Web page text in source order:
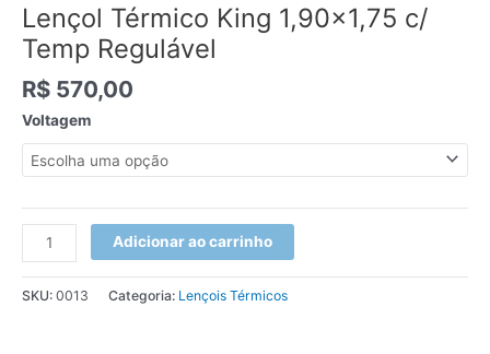
Lençol Térmico King 1,90×1,75 c/
Temp Regulável
R$ 570,00
Voltagem
Adicionar ao carrinho
SKU: 0013 Categoria: Lençois Térmicos